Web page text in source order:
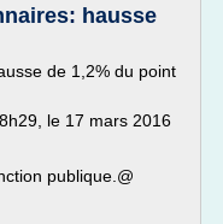
hausse
de 1,2% du point
le 17 mars 2016
publique.@